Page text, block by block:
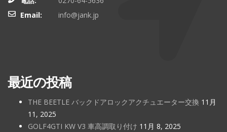
Email:
info@jank.jp
最近の投稿
THE BEETLE バックドアロックアクチュエーター交換 11月
11, 2025
GOLF4GTI KW V3 車高調取り付け 11月 8, 2025